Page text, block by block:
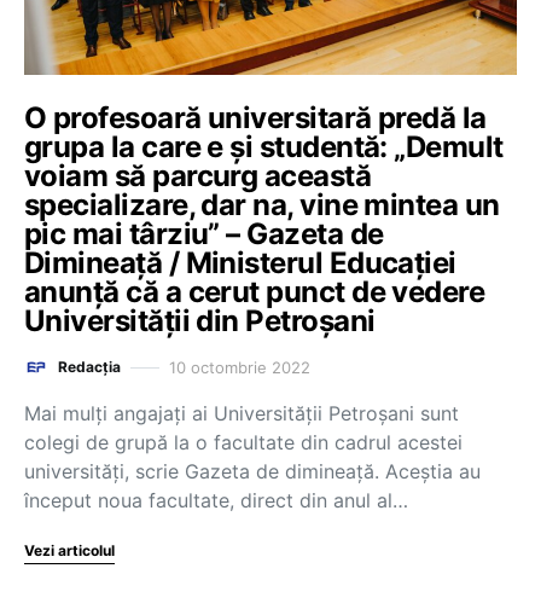
O profesoară universitară predă la
grupa la care e și studentă: „Demult
voiam să parcurg această
specializare, dar na, vine mintea un
pic mai târziu” – Gazeta de
Dimineață / Ministerul Educației
anunță că a cerut punct de vedere
Universității din Petroșani
Redacția 10 octombrie 2022
Mai mulți angajați ai Universității Petroșani sunt
colegi de grupă la o facultate din cadrul acestei
universități, scrie Gazeta de dimineață. Aceștia au
început noua facultate, direct din anul al…
Vezi articolul